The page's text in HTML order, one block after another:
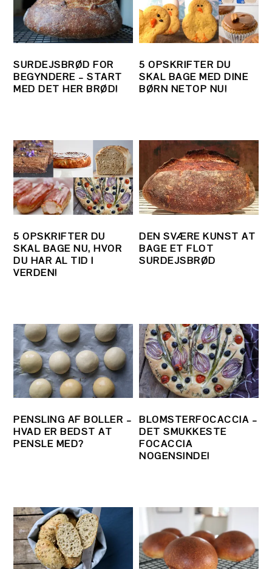
SURDEJSBRØD FOR
BEGYNDERE – START
MED DET HER BRØD!
5 OPSKRIFTER DU
SKAL BAGE MED DINE
BØRN NETOP NU!
5 OPSKRIFTER DU
SKAL BAGE NU, HVOR
DU HAR AL TID I
VERDEN!
DEN SVÆRE KUNST AT
BAGE ET FLOT
SURDEJSBRØD
PENSLING AF BOLLER –
HVAD ER BEDST AT
PENSLE MED?
BLOMSTERFOCACCIA –
DET SMUKKESTE
FOCACCIA
NOGENSINDE!